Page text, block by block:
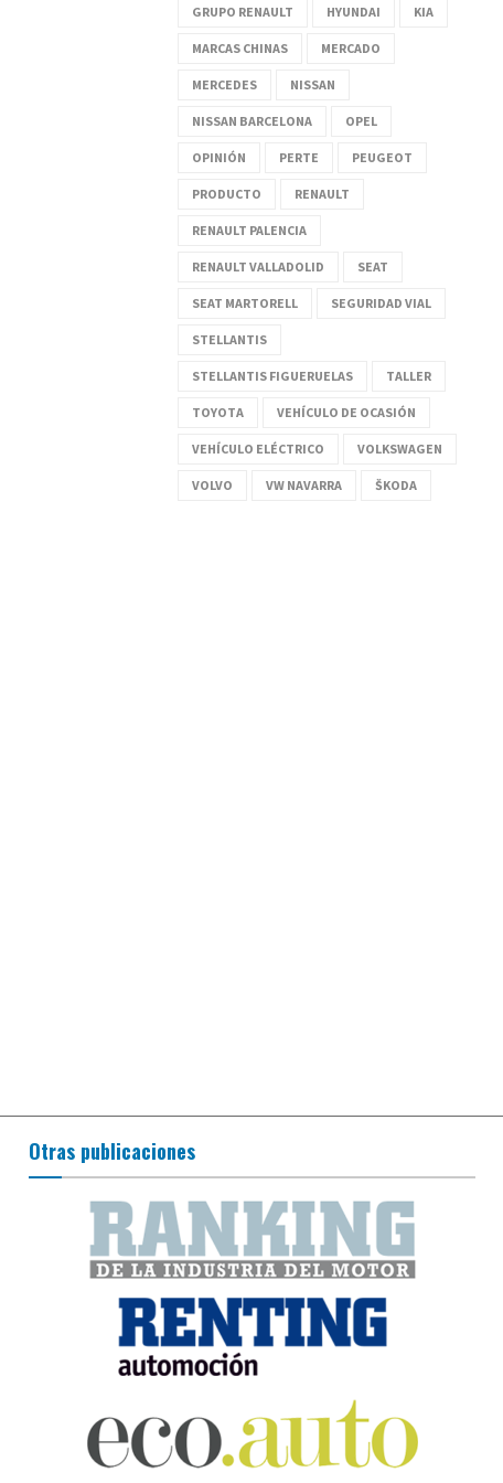
GRUPO RENAULT HYUNDAI KIA
MARCAS CHINAS MERCADO
MERCEDES NISSAN
NISSAN BARCELONA OPEL
OPINIÓN PERTE PEUGEOT
PRODUCTO RENAULT
RENAULT PALENCIA
RENAULT VALLADOLID SEAT
SEAT MARTORELL SEGURIDAD VIAL
STELLANTIS
STELLANTIS FIGUERUELAS TALLER
TOYOTA VEHÍCULO DE OCASIÓN
VEHÍCULO ELÉCTRICO VOLKSWAGEN
VOLVO VW NAVARRA ŠKODA
Otras publicaciones